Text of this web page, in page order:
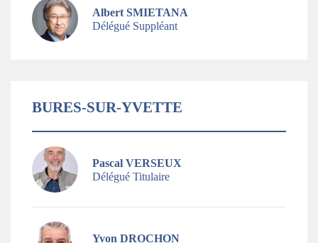
Albert SMIETANA
Délégué Suppléant
BURES-SUR-YVETTE
Pascal VERSEUX
Délégué Titulaire
Yvon DROCHON